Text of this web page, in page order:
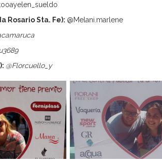
Rosario Sta. Fe): @Melani.marlene
@Florcuello_y